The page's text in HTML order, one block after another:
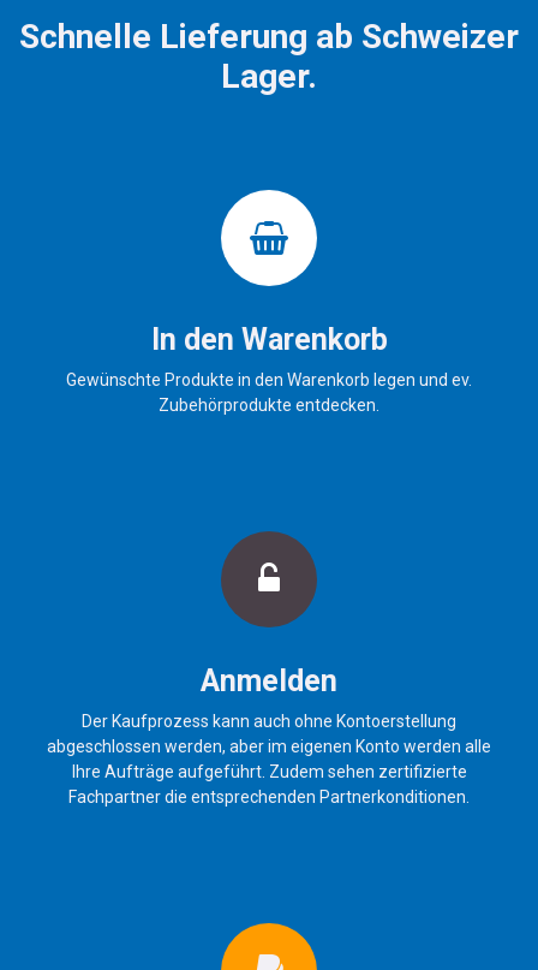
Schnelle Lieferung ab Schweizer
Lager.
In den Warenkorb
Gewünschte Produkte in den Warenkorb legen und ev.
Zubehörprodukte entdecken.
Anmelden
Der Kaufprozess kann auch ohne Kontoerstellung
abgeschlossen werden, aber im eigenen Konto werden alle
Ihre Aufträge aufgeführt. Zudem sehen zertifizierte
Fachpartner die entsprechenden Partnerkonditionen.